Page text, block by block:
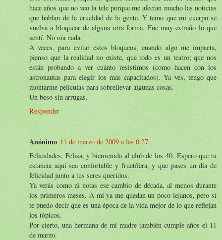
hace años que no veo la tele porque me afectan mucho las noticias
que hablan de la crueldad de la gente. Y temo que mi cuerpo se
vuelva a bloquear de alguna otra forma. Fue muy extraño lo que
sentí. No oía nada.
A veces, para evitar estos bloqueos, cuando algo me impacta,
pienso que la realidad no existe, que todo es un teatro; que nos
están probando a ver cuánto resistimos (como hacen con los
astronautas para elegir los más capacitados). Ya ves, tengo que
montarme películas para sobrellevar algunas cosas.
Un beso sin arrugas.
Responder
Anónimo 11 de marzo de 2009 a las 0:27
Felicidades, Felisa, y bienvenida al club de los 40. Espero que tu
estancia aquí sea confortable y fructífera, y que pases un día de
felicidad junto a tus seres queridos.
Ya verás como ni notas ese cambio de década, al menos durante
los primeros meses. A mí ya me quedan un poco lejanos, pero sí
te puedo decir que es una época de la vida mejor de lo que reflejan
los tópicos.
Por cierto, una hermana de mi madre también cumple años el 11
de marzo.